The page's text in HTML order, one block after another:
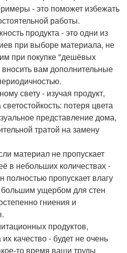
- это поможет избежать
работы.
продукта - это одни из
при выборе материала, не
при покупке "дешёвых
вносить вам дополнительные
свету - изучая продукт,
потеря цвета
представление дома,
тратой на замену
материал не пропускает
в небольших количествах -
пропускает влагу
большим ущербом для стен
гниения и
продуктов,
качество - будет не очень
то время ваши труды